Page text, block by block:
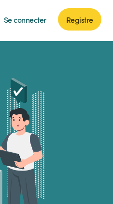
Se connecter Registre